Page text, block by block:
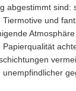
abgestimmt sind:
und
Papierqualität